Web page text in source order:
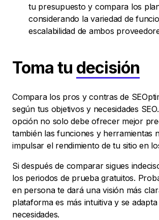
tu presupuesto y compara los
considerando la variedad de
escalabilidad de ambos
Toma tu decisión
Compara los pros y contras de
según tus objetivos y necesidades
opción no solo debe ofrecer mejor
también las funciones y herramientas
impulsar el rendimiento de tu sitio en
Si después de comparar sigues
los periodos de prueba gratuitos.
en persona te dará una visión más
plataforma es más intuitiva y se
necesidades.